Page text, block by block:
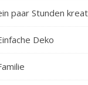
paar Stunden
Deko